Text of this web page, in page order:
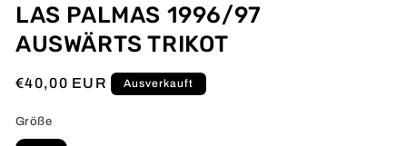
LAS PALMAS 1996/97
AUSWÄRTS TRIKOT
Normaler
€40,00 EUR Ausverkauft
Größe